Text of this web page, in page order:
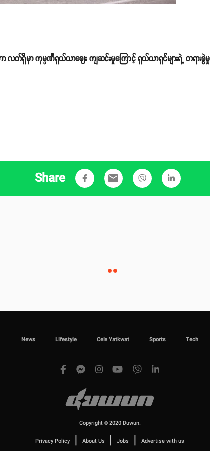
က်ရှိမှာ ကုမ္ပဏီရှယ်ယာဈေး ကျဆင်းမှုကြောင့် ရှယ်ယာရှင်များရဲ့ တရားစွဲမှု
Share email
News Lifestyle Cele Yatkwat Sports Tech
Copyright © 2020 Duwun.
Privacy Policy | About Us | Jobs | Advertise with us